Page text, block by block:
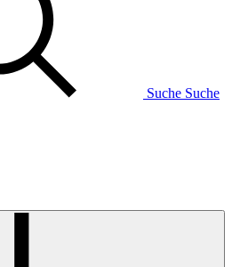
Suche Suche